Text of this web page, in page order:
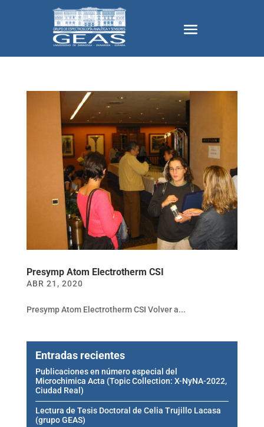
Presymp Atom Electrotherm CSI
ABR 21, 2020
Presymp Atom Electrotherm CSI Volver a...
Entradas recientes
Publicaciones en número especial del
Microchimica Acta (Topic Collection: X-NyNA-2022,
Ciudad Real)
Lectura de Tesis Doctoral de Celia Trujillo Lacasa
(grupo GEAS)